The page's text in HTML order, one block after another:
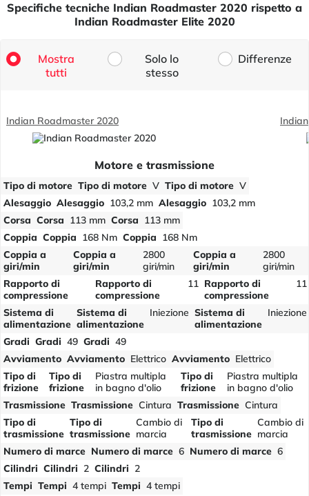
Specifiche tecniche Indian Roadmaster 2020 rispetto a
Indian Roadmaster Elite 2020
Mostra
tutti
Solo lo
stesso
Differenze
Indian Roadmaster 2020
Motore e trasmissione
Tipo di motore Tipo di motore V Tipo di motore V
Alesaggio Alesaggio 103,2 mm Alesaggio 103,2 mm
Corsa Corsa 113 mm Corsa 113 mm
Coppia Coppia 168 Nm Coppia 168 Nm
Coppia a
giri/min
Coppia a
giri/min
2800
giri/min
Coppia a
giri/min
2800
giri/min
Rapporto di
compressione
Rapporto di
compressione
11 Rapporto di
compressione
11
Sistema di
alimentazione
Sistema di
alimentazione
Iniezione Sistema di
alimentazione
Iniezione
Gradi Gradi 49 Gradi 49
Avviamento Avviamento Elettrico Avviamento Elettrico
Tipo di
frizione
Tipo di
frizione
Piastra multipla
in bagno d'olio
Tipo di
frizione
Piastra multipla
in bagno d'olio
Trasmissione Trasmissione Cintura Trasmissione Cintura
Tipo di
trasmissione
Tipo di
trasmissione
Cambio di
marcia
Tipo di
trasmissione
Cambio di
marcia
Numero di marce Numero di marce 6 Numero di marce 6
Cilindri Cilindri 2 Cilindri 2
Tempi Tempi 4 tempi Tempi 4 tempi